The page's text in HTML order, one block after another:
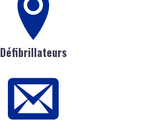
Défibrillateurs